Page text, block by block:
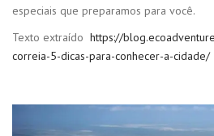
especiais que preparamos para você.
Texto extraído https://
correia-5-dicas-para-conhecer-a-cidade/